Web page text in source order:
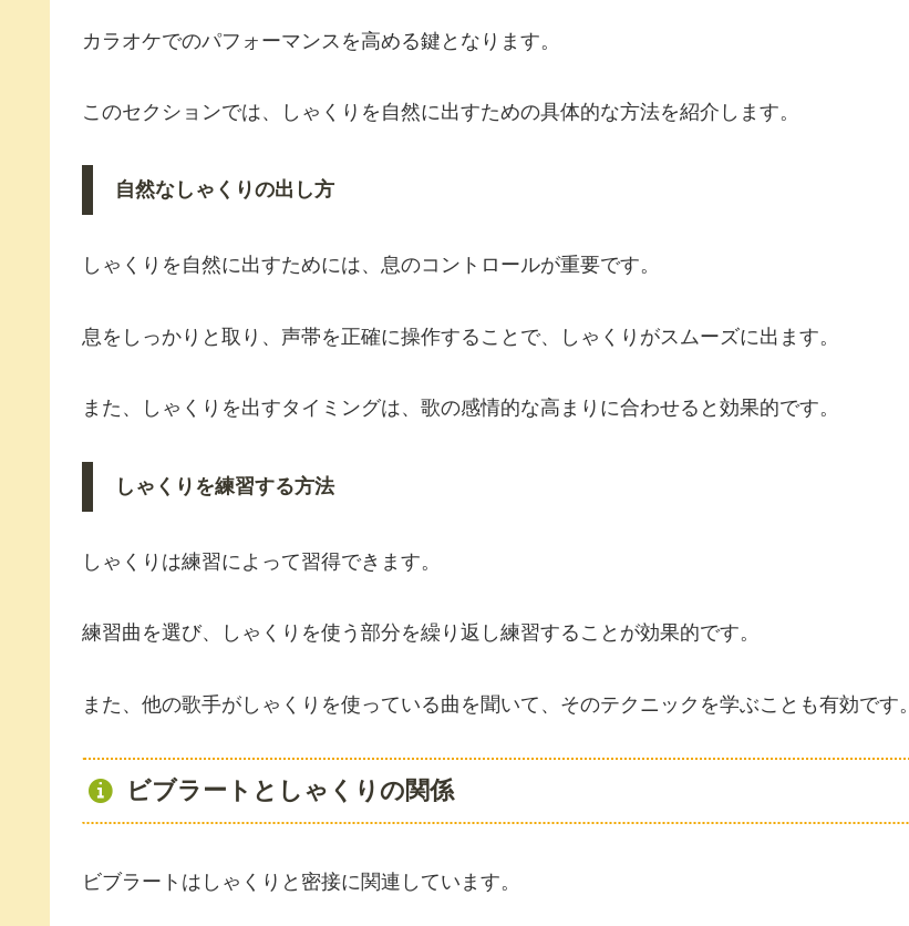
カラオケでのパフォーマンスを高める鍵となります。
このセクションでは、しゃくりを自然に出すための具体的な方法を紹介します。
自然なしゃくりの出し方
しゃくりを自然に出すためには、息のコントロールが重要です。
息をしっかりと取り、声帯を正確に操作することで、しゃくりがスムーズに出ます。
また、しゃくりを出すタイミングは、歌の感情的な高まりに合わせると効果的です。
しゃくりを練習する方法
しゃくりは練習によって習得できます。
練習曲を選び、しゃくりを使う部分を繰り返し練習することが効果的です。
また、他の歌手がしゃくりを使っている曲を聞いて、そのテクニックを学ぶことも有効です。
ビブラートとしゃくりの関係
ビブラートはしゃくりと密接に関連しています。